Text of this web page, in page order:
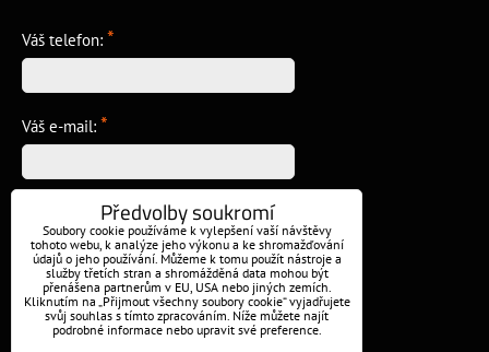
Váš telefon: *
Váš e-mail: *
Předvolby soukromí
Soubory cookie používáme k vylepšení vaší návštěvy
tohoto webu, k analýze jeho výkonu a ke shromažďování
údajů o jeho používání. Můžeme k tomu použít nástroje a
služby třetích stran a shromážděná data mohou být
přenášena partnerům v EU, USA nebo jiných zemích.
Kliknutím na „Přijmout všechny soubory cookie“ vyjadřujete
svůj souhlas s tímto zpracováním. Níže můžete najít
podrobné informace nebo upravit své preference.